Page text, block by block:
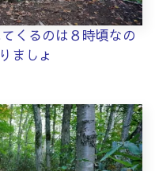
くるのは８時頃なの
ましょ